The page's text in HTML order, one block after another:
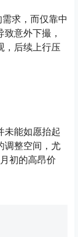
求，而仅靠中
意外下撮，
，后续上行压
未能如愿抬起
调整空间，尤
初的高昂价